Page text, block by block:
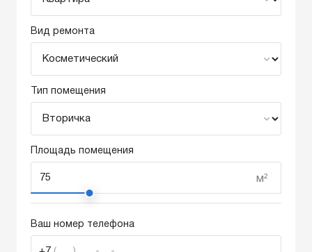
Вид ремонта
Тип помещения
Площадь помещения
м²
Ваш номер телефона